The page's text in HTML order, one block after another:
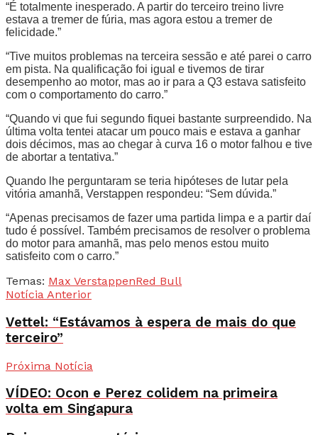
“É totalmente inesperado. A partir do terceiro treino livre
estava a tremer de fúria, mas agora estou a tremer de
felicidade.”
“Tive muitos problemas na terceira sessão e até parei o carro
em pista. Na qualificação foi igual e tivemos de tirar
desempenho ao motor, mas ao ir para a Q3 estava satisfeito
com o comportamento do carro.”
“Quando vi que fui segundo fiquei bastante surpreendido. Na
última volta tentei atacar um pouco mais e estava a ganhar
dois décimos, mas ao chegar à curva 16 o motor falhou e tive
de abortar a tentativa.”
Quando lhe perguntaram se teria hipóteses de lutar pela
vitória amanhã, Verstappen respondeu: “Sem dúvida.”
“Apenas precisamos de fazer uma partida limpa e a partir daí
tudo é possível. Também precisamos de resolver o problema
do motor para amanhã, mas pelo menos estou muito
satisfeito com o carro.”
Temas: Max VerstappenRed Bull
Notícia Anterior
Vettel: “Estávamos à espera de mais do que
terceiro”
Próxima Notícia
VÍDEO: Ocon e Perez colidem na primeira
volta em Singapura